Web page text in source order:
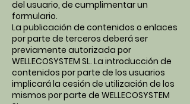
del usuario, de cumplimentar un
formulario.
La publicación de contenidos o enlaces
por parte de terceros deberá ser
previamente autorizada por
WELLECOSYSTEM SL. La introducción de
contenidos por parte de los usuarios
implicará la cesión de utilización de los
mismos por parte de WELLECOSYSTEM